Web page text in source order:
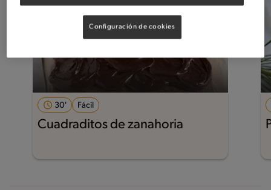
30' Fácil
Cuadraditos de zanahoria
Configuración de cookies